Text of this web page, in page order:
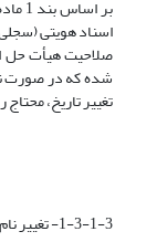
اسناد هویتی
شده که در صورت
تغییر تاریخ،
1-3-1-3- تغییر نام‌ (بند 4 ماده 3)